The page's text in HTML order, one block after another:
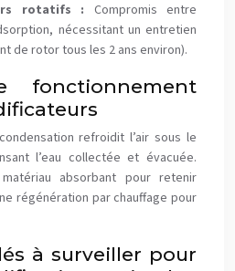
rotatifs : Compromis entre
nécessitant un entretien
de rotor tous les 2 ans environ).
fonctionnement
refroidit l’air sous le
l’eau collectée et évacuée.
absorbant pour retenir
régénération par chauffage pour
à surveiller pour